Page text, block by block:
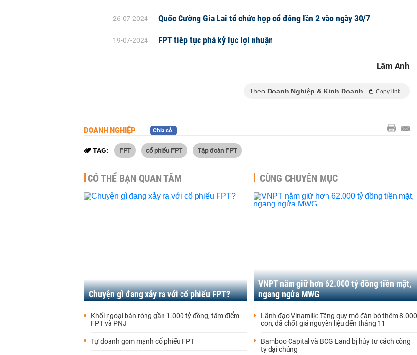
26-07-2024 Quốc Cường Gia Lai tổ chức họp cổ đông lần 2 vào ngày 30/7
19-07-2024 FPT tiếp tục phá kỷ lục lợi nhuận
Lâm Anh
Theo Doanh Nghiệp & Kinh Doanh Copy link
DOANH NGHIỆP Chia sẻ
TAG: FPT cổ phiếu FPT Tập đoàn FPT
CÓ THỂ BẠN QUAN TÂM
Chuyện gì đang xảy ra với cổ phiếu FPT?
Khối ngoại bán ròng gần 1.000 tỷ đồng, tâm điểm
FPT và PNJ
Tự doanh gom mạnh cổ phiếu FPT
CÙNG CHUYÊN MỤC
VNPT nắm giữ hơn 62.000 tỷ đồng tiền mặt,
ngang ngửa MWG
Lãnh đạo Vinamilk: Tăng quy mô đàn bò thêm 8.000
con, đã chốt giá nguyên liệu đến tháng 11
Bamboo Capital và BCG Land bị hủy tư cách công
ty đại chúng